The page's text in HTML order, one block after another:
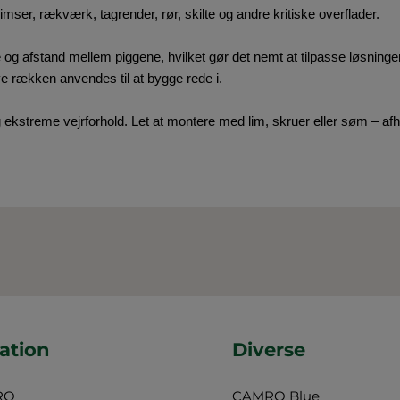
rækværk, tagrender, rør, skilte og andre kritiske overflader.
afstand mellem piggene, hvilket gør det nemt at tilpasse
rækken anvendes til at bygge rede i.
vejrforhold. Let at montere med lim, skruer eller søm –
Diverse
CAMRO Blue